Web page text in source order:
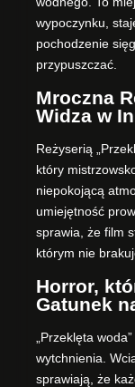
wypoczynku,
pochodzenie
przypuszczać.
Mroczna
Widza w
Reżyserią
który
niepokojącą
umiejętność
sprawia, że film
którym nie
Horror,
Gatunek
„Przeklęta
wytchnienia.
sprawiają, że